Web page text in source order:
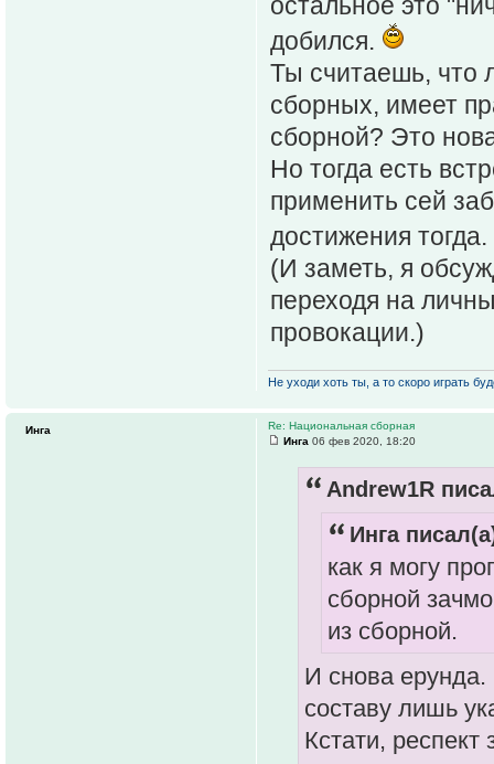
остальное это
добился.
Ты считаешь, что
сборных, имеет
сборной? Это
Но тогда есть
применить сей
достижения
(И заметь, я
переходя на
провокации.)
Не уходи хоть ты, а то скоро играть
Re: Национальная сборная
Инга 06 фев 2020, 18:20
Andrew1R
Инга
как я могу
сборной
из сборной.
И снова ерунда.
составу лишь
Кстати, респект
Инга